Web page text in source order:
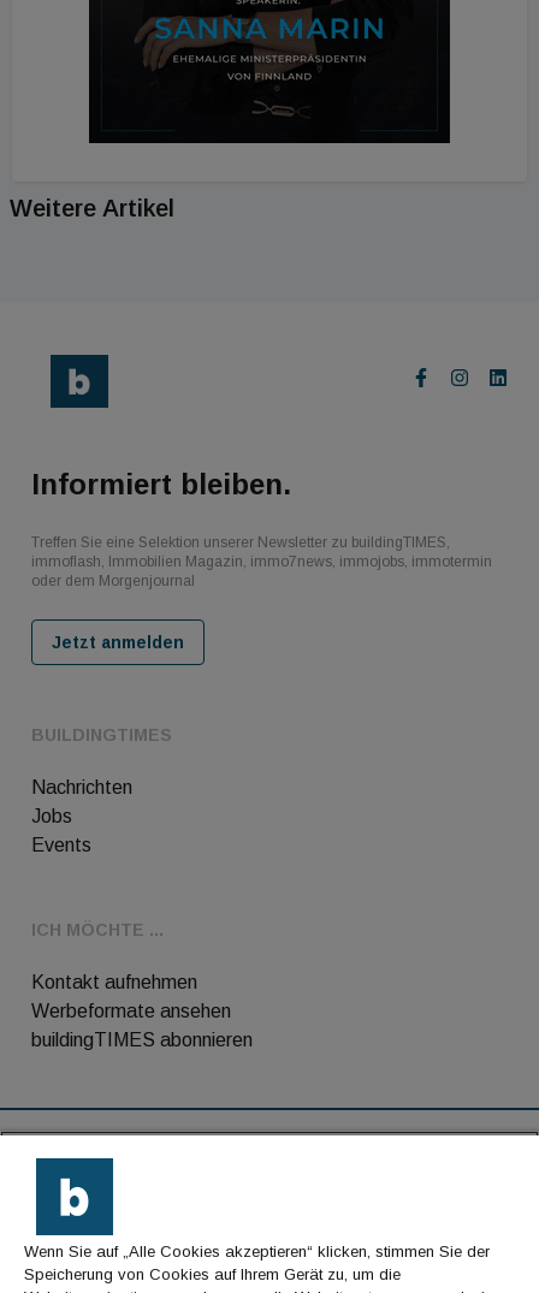
Weitere Artikel
BUILDINGTIMES
Nachrichten
Jobs
Events
ICH MÖCHTE ...
Kontakt aufnehmen
Werbeformate ansehen
buildingTIMES abonnieren
Informiert bleiben.
Treffen Sie eine Selektion unserer Newsletter zu buildingTIMES,
immoflash, Immobilien Magazin, immo7news, immojobs, immotermin
oder dem Morgenjournal
Jetzt anmelden
Kontakt
Impressum
Wenn Sie auf „Alle Cookies akzeptieren“ klicken, stimmen Sie der
Speicherung von Cookies auf Ihrem Gerät zu, um die